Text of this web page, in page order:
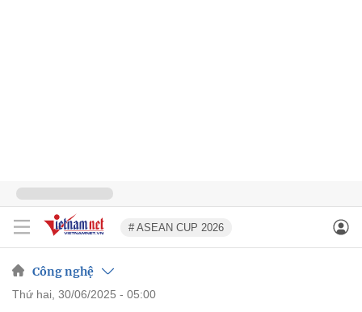
# ASEAN CUP 2026
Công nghệ
thứ hai, 30/06/2025 - 05:00